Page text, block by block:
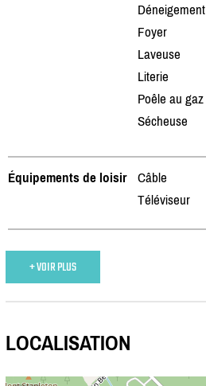
Déneigement
Foyer
Laveuse
Literie
Poêle au gaz
Sécheuse
Équipements de loisir
Câble
Téléviseur
+ VOIR PLUS
LOCALISATION